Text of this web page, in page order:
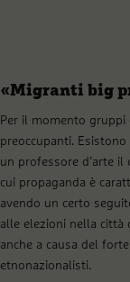
«Migranti big
Per il momento
preoccupanti.
un professore d’arte il
cui propaganda è
avendo un certo
alle elezioni nella città
anche a causa del
etnonazionalisti.